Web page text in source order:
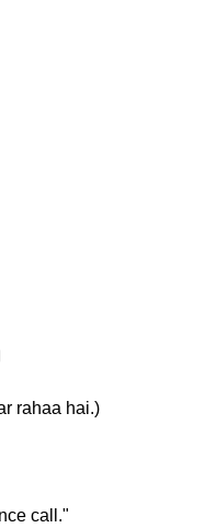
rahaa hai.)
call."